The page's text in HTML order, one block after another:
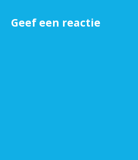
Geef een reactie